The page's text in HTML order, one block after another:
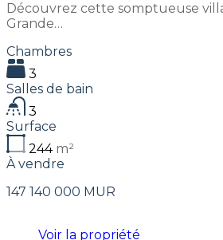
Découvrez cette somptueuse
Grande…
Chambres
3
Salles de bain
3
Surface
244 m²
À vendre
147 140 000 MUR
Voir la propriété